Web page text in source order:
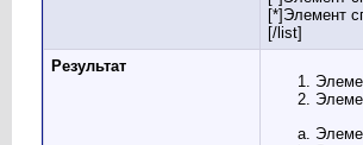
[*]Элемент
[/list]
Результат